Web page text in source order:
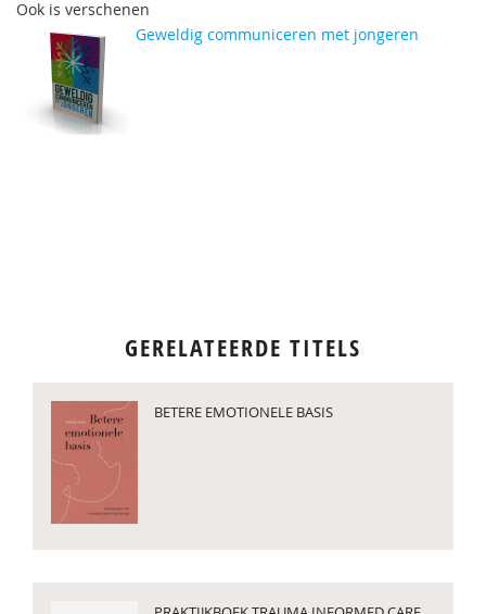
Ook is verschenen
Geweldig communiceren met jongeren
GERELATEERDE TITELS
BETERE EMOTIONELE BASIS